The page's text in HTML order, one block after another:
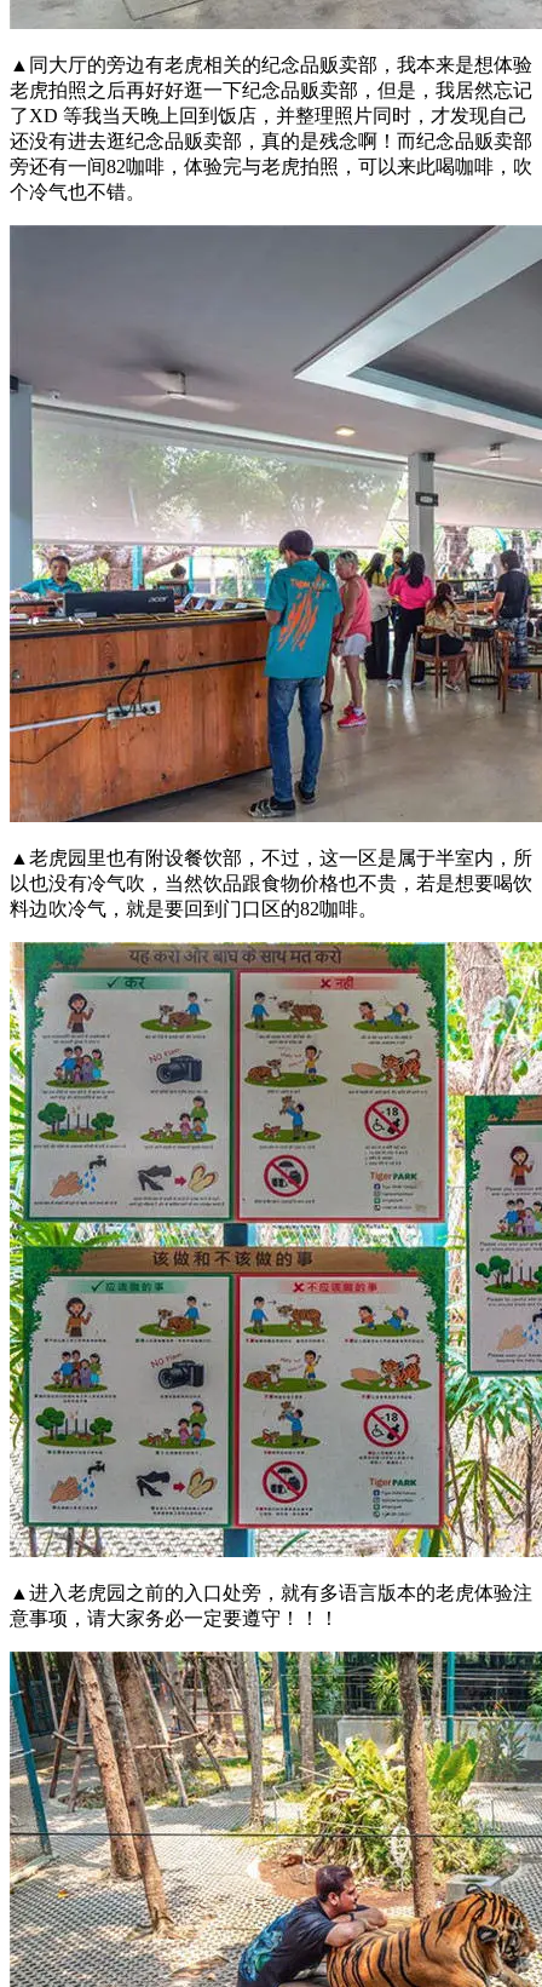
▲同大厅的旁边有老虎相关的纪念品贩卖部，我本来是想体验
老虎拍照之后再好好逛一下纪念品贩卖部，但是，我居然忘记
了XD 等我当天晚上回到饭店，并整理照片同时，才发现自己
还没有进去逛纪念品贩卖部，真的是残念啊！而纪念品贩卖部
旁还有一间82咖啡，体验完与老虎拍照，可以来此喝咖啡，吹
个冷气也不错。
▲老虎园里也有附设餐饮部，不过，这一区是属于半室内，所
以也没有冷气吹，当然饮品跟食物价格也不贵，若是想要喝饮
料边吹冷气，就是要回到门口区的82咖啡。
▲进入老虎园之前的入口处旁，就有多语言版本的老虎体验注
意事项，请大家务必一定要遵守！！！